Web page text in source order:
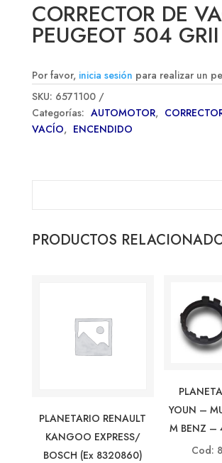
CORRECTOR DE
PEUGEOT 504
Por favor, inicia sesión para realizar un
SKU: 6571100
Categorías: AUTOMOTOR,
VACÍO, ENCENDIDO
PRODUCTOS
PLANETARIO RENAULT
KANGOO EXPRESS/
BOSCH (ex 8320860)
YOUN –
M BENZ –
Cod: